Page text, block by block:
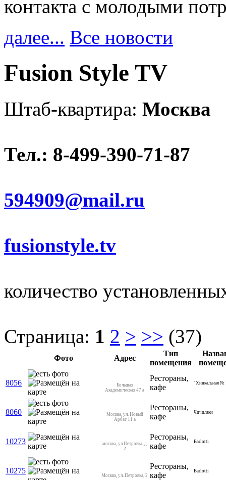
контакта с молодыми
далее... Все новости
Fusion Style TV
Штаб-квартира: Москва
Тел.: 8-499-390-71-87
594909@mail.ru
fusionstyle.tv
количество
Страница: 1 2 > >> (37)
Фото Адрес
Тип
помещения
8056
Большая
Академическая 47 а
Рестораны,
кафе
"Хинкальная №
8060
Москва, ул. Новый
Арбат 11 а
Рестораны,
кафе
Чичилаки
10273
москва, ул Петровка, д
2
Рестораны,
кафе
Barlotti
10275
Москва, ул. Петровка, 2
Рестораны,
кафе
Barlotti